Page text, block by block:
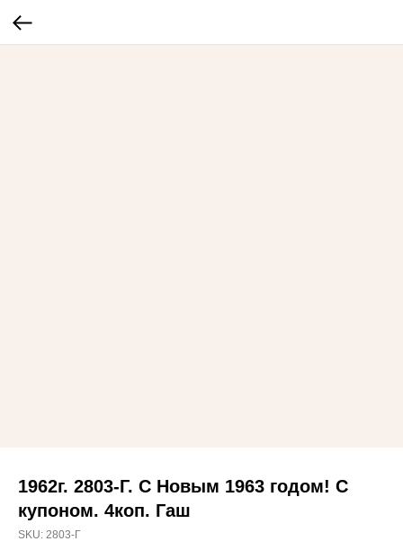
1962г. 2803-Г. С Новым 1963 годом! С
купоном. 4коп. Гаш
SKU: 2803-Г